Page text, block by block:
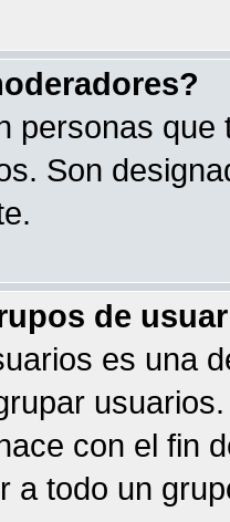
personas
Son
de
es una
con el fin
a todo un